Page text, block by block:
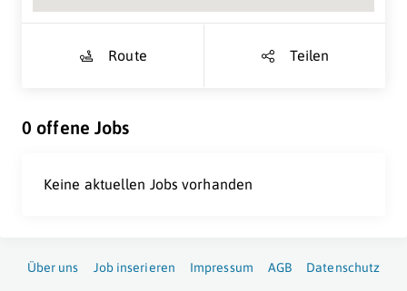
Route Teilen
0 offene Jobs
Keine aktuellen Jobs vorhanden
Über uns Job inserieren Impressum AGB Datenschutz